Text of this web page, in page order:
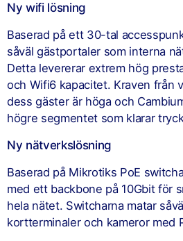
Ny wifi lösning
Baserad på ett 30-tal
såväl gästportaler som interna
Detta levererar extrem hög
och Wifi6 kapacitet. Kraven från
dess gäster är höga och
högre segmentet som klarar
Ny nätverkslösning
Baserad på Mikrotiks PoE
med ett backbone på 10Gbit för
hela nätet. Switcharna matar
kortterminaler och kameror med